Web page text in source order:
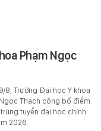
Phạm Ngọc
8, Trường Đại học Y khoa
Thạch công bố điểm
tuyển đại học chính
2026.